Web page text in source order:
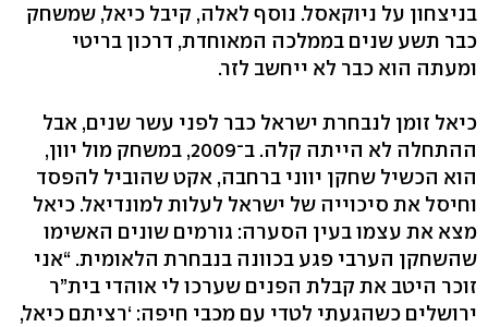
בניצחון על ניוקאסל. נוסף לאלה, קיבל כיאל, שמשחק
כבר תשע שנים בממלכה המאוחדת, דרכון בריטי
ומעתה הוא כבר לא ייחשב לזר.
כיאל זומן לנבחרת ישראל כבר לפני עשר שנים, אבל
ההתחלה לא הייתה קלה. ב־2009, במשחק מול יוון,
הוא הכשיל שחקן יווני ברחבה, אקט שהוביל להפסד
וחיסל את סיכוייה של ישראל לעלות למונדיאל. כיאל
מצא את עצמו בעין הסערה: גורמים שונים האשימו
שהשחקן הערבי פגע בכוונה בנבחרת הלאומית. “אני
זוכר היטב את קבלת הפנים שערכו לי אוהדי בית”ר
ירושלים כשהגעתי לטדי עם מכבי חיפה: ‘רציתם כיאל,